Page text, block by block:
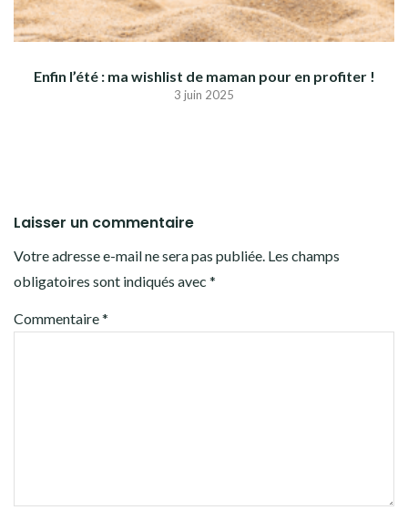
Enfin l’été : ma wishlist de maman pour en profiter !
3 juin 2025
Laisser un commentaire
Votre adresse e-mail ne sera pas publiée. Les champs
obligatoires sont indiqués avec *
Commentaire*